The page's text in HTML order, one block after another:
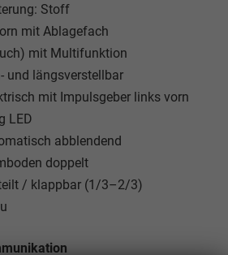
Stoff
mit Ablagefach
mit Multifunktion
und längsverstellbar
mit Impulsgeber links vorn
LED
abblendend
doppelt
/ klappbar (1/3–2/3)